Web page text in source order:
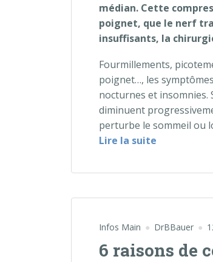
médian. Cette
poignet, que le nerf
insuffisants, la
Fourmillements,
poignet…, les
nocturnes et insomnies.
diminuent
perturbe le sommeil ou
Lire la suite
Infos Main DrBBauer
6 raisons de